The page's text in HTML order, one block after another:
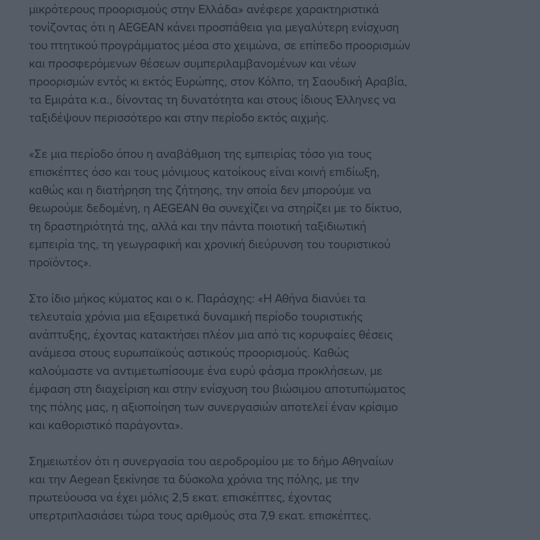
μικρότερους προορισμούς στην Ελλάδα» ανέφερε χαρακτηριστικά
τονίζοντας ότι η AEGEAN κάνει προσπάθεια για μεγαλύτερη ενίσχυση
του πτητικού προγράμματος μέσα στο χειμώνα, σε επίπεδο προορισμών
και προσφερόμενων θέσεων συμπεριλαμβανομένων και νέων
προορισμών εντός κι εκτός Ευρώπης, στον Κόλπο, τη Σαουδική Αραβία,
τα Εμιράτα κ.α., δίνοντας τη δυνατότητα και στους ίδιους Έλληνες να
ταξιδέψουν περισσότερο και στην περίοδο εκτός αιχμής.
«Σε μια περίοδο όπου η αναβάθμιση της εμπειρίας τόσο για τους
επισκέπτες όσο και τους μόνιμους κατοίκους είναι κοινή επιδίωξη,
καθώς και η διατήρηση της ζήτησης, την οποία δεν μπορούμε να
θεωρούμε δεδομένη, η AEGEAN θα συνεχίζει να στηρίζει με το δίκτυο,
τη δραστηριότητά της, αλλά και την πάντα ποιοτική ταξιδιωτική
εμπειρία της, τη γεωγραφική και χρονική διεύρυνση του τουριστικού
προϊόντος».
Στο ίδιο μήκος κύματος και ο κ. Παράσχης: «H Αθήνα διανύει τα
τελευταία χρόνια μια εξαιρετικά δυναμική περίοδο τουριστικής
ανάπτυξης, έχοντας κατακτήσει πλέον μια από τις κορυφαίες θέσεις
ανάμεσα στους ευρωπαϊκούς αστικούς προορισμούς. Καθώς
καλούμαστε να αντιμετωπίσουμε ένα ευρύ φάσμα προκλήσεων, με
έμφαση στη διαχείριση και στην ενίσχυση του βιώσιμου αποτυπώματος
της πόλης μας, η αξιοποίηση των συνεργασιών αποτελεί έναν κρίσιμο
και καθοριστικό παράγοντα».
Σημειωτέον ότι η συνεργασία του αεροδρομίου με το δήμο Αθηναίων
και την Aegean ξεκίνησε τα δύσκολα χρόνια της πόλης, με την
πρωτεύουσα να έχει μόλις 2,5 εκατ. επισκέπτες, έχοντας
υπερτριπλασιάσει τώρα τους αριθμούς στα 7,9 εκατ. επισκέπτες.